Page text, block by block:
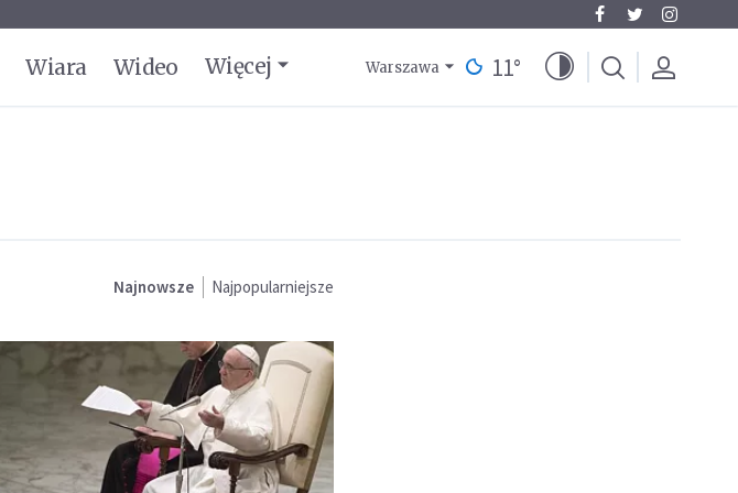
Wiara Wideo Więcej Warszawa 11°
Najnowsze Najpopularniejsze